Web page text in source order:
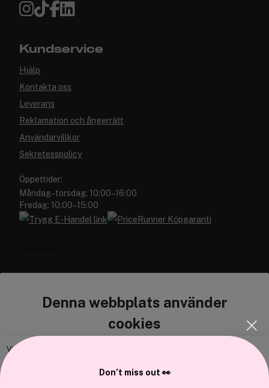
Denna webbplats använder
cookies
Vi använder enhetsidentifierare för att anpassa innehållet och
Kundservice
Hjälp
Kontakta oss
Leverans
Reklamation och ångerrätt
Användarvillkor
Sekretesspolicy
Öppettider:
Måndag–torsdag: 10:00–16:00
Fredag: 10:00–15:00
Cocopanda.se
Don’t miss out 👀